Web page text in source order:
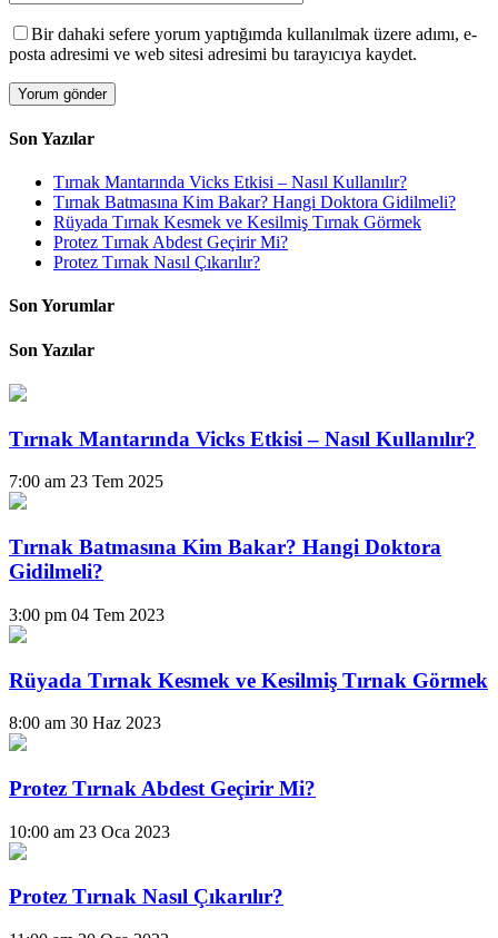
Bir dahaki sefere yorum yaptığımda kullanılmak üzere adımı, e-
posta adresimi ve web sitesi adresimi bu tarayıcıya kaydet.
Son Yazılar
Tırnak Mantarında Vicks Etkisi – Nasıl Kullanılır?
Tırnak Batmasına Kim Bakar? Hangi Doktora Gidilmeli?
Rüyada Tırnak Kesmek ve Kesilmiş Tırnak Görmek
Protez Tırnak Abdest Geçirir Mi?
Protez Tırnak Nasıl Çıkarılır?
Son Yorumlar
Son Yazılar
Tırnak Mantarında Vicks Etkisi – Nasıl Kullanılır?
7:00 am 23 Tem 2025
Tırnak Batmasına Kim Bakar? Hangi Doktora
Gidilmeli?
3:00 pm 04 Tem 2023
Rüyada Tırnak Kesmek ve Kesilmiş Tırnak Görmek
8:00 am 30 Haz 2023
Protez Tırnak Abdest Geçirir Mi?
10:00 am 23 Oca 2023
Protez Tırnak Nasıl Çıkarılır?